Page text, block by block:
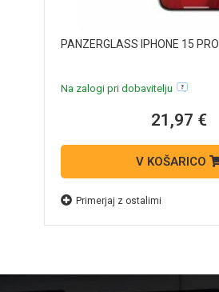
PANZERGLASS IPHONE 15 PRO
Na zalogi pri dobavitelju
21,97 €
V KOŠARICO
Primerjaj z ostalimi